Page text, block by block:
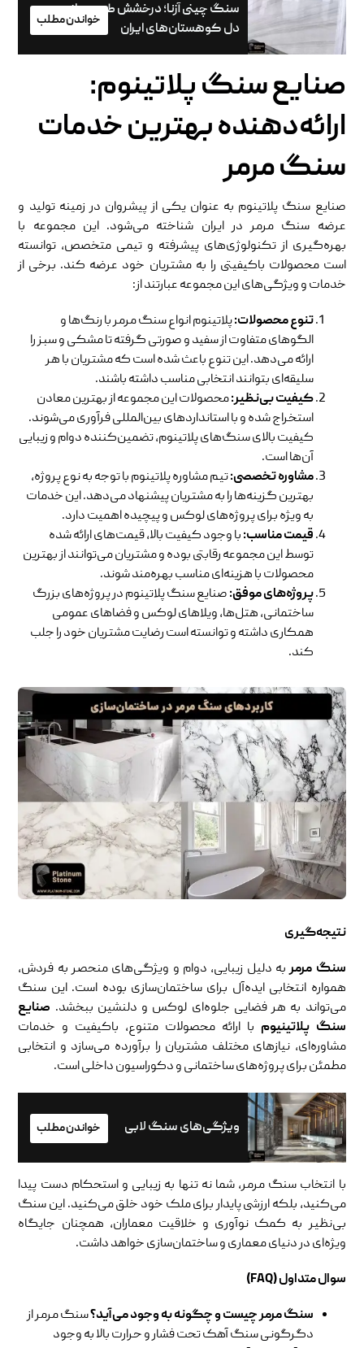
سنگ چینی آزنا؛ درخشش طبیعی از
دل کوهستان‌های ایران
خواندن مطلب
صنایع سنگ پلاتینوم:
ارائه‌دهنده بهترین خدمات
سنگ مرمر
صنایع سنگ پلاتینوم به عنوان یکی از پیشروان در زمینه تولید و
عرضه سنگ مرمر در ایران شناخته می‌شود. این مجموعه با
بهره‌گیری از تکنولوژی‌های پیشرفته و تیمی متخصص، توانسته
است محصولات باکیفیتی را به مشتریان خود عرضه کند. برخی از
خدمات و ویژگی‌های این مجموعه عبارتند از:
تنوع محصولات:پلاتینوم انواع سنگ مرمر با رنگ‌ها و
الگوهای متفاوت از سفید و صورتی گرفته تا مشکی و سبز را
ارائه می‌دهد. این تنوع باعث شده است که مشتریان با هر
سلیقه‌ای بتوانند انتخابی مناسب داشته باشند.
کیفیت بی‌نظیر:محصولات این مجموعه از بهترین معادن
استخراج شده و با استانداردهای بین‌المللی فرآوری می‌شوند.
کیفیت بالای سنگ‌های پلاتینوم، تضمین‌کننده دوام و زیبایی
آن‌ها است.
مشاوره تخصصی:تیم مشاوره پلاتینوم با توجه به نوع پروژه،
بهترین گزینه‌ها را به مشتریان پیشنهاد می‌دهد. این خدمات
به ویژه برای پروژه‌های لوکس و پیچیده اهمیت دارد.
قیمت مناسب:با وجود کیفیت بالا، قیمت‌های ارائه شده
توسط این مجموعه رقابتی بوده و مشتریان می‌توانند از بهترین
محصولات با هزینه‌ای مناسب بهره‌مند شوند.
پروژه‌های موفق:صنایع سنگ پلاتینوم در پروژه‌های بزرگ
ساختمانی، هتل‌ها، ویلاهای لوکس و فضاهای عمومی
همکاری داشته و توانسته است رضایت مشتریان خود را جلب
کند.
نتیجه‌گیری
سنگ مرمربه دلیل زیبایی، دوام و ویژگی‌های منحصر به فردش،
همواره انتخابی ایده‌آل برای ساختمان‌سازی بوده است. این سنگ
می‌تواند به هر فضایی جلوه‌ای لوکس و دلنشین ببخشد. صنایع
سنگ پلاتینیوم با ارائه محصولات متنوع، باکیفیت و خدمات
مشاوره‌ای، نیازهای مختلف مشتریان را برآورده می‌سازد و انتخابی
مطمئن برای پروژه‌های ساختمانی و دکوراسیون داخلی است.
ویژگی‌های سنگ لابی خواندن مطلب
با انتخاب سنگ مرمر، شما نه تنها به زیبایی و استحکام دست پیدا
می‌کنید، بلکه ارزشی پایدار برای ملک خود خلق می‌کنید. این سنگ
بی‌نظیر به کمک نوآوری و خلاقیت معماران، همچنان جایگاه
ویژه‌ای در دنیای معماری و ساختمان‌سازی خواهد داشت.
سوال متداول (FAQ)
سنگ مرمر چیست و چگونه به وجود می‌آید؟سنگ مرمر از
دگرگونی سنگ آهک تحت فشار و حرارت بالا به وجود